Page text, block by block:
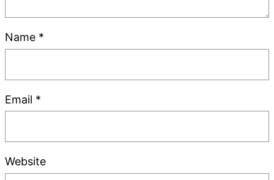
Name *
Email *
Website